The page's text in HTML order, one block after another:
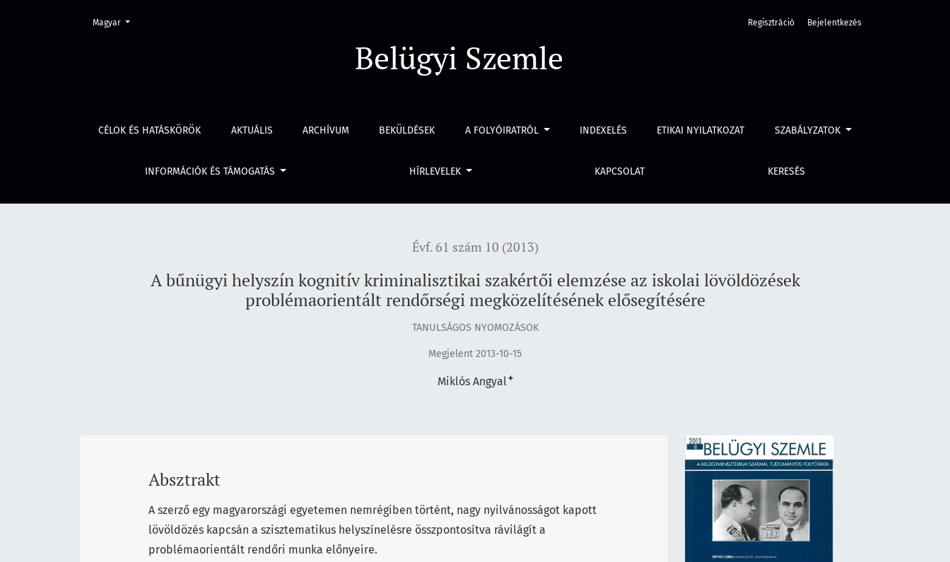
A bűnügyi helyszín kognitív kriminalisztikai szakértői elemzése az iskolai lövöldözések problémaorientált rendőrségi megközelítésének elősegítésére
Belügyi Szemle
CÉLOK ÉS HATÁSKÖRÖK AKTUÁLIS ARCHÍVUM BEKÜLDÉSEK A FOLYÓIRATRÓL INDEXELÉS ETIKAI NYILATKOZAT SZABÁLYZATOK
INFORMÁCIÓK ÉS TÁMOGATÁS HÍRLEVELEK KAPCSOLAT KERESÉS
Regisztráció Bejelentkezés
Change the language. The current language is:
Magyar
Évf. 61 szám 10 (2013)
A bűnügyi helyszín kognitív kriminalisztikai szakértői elemzése az iskolai lövöldözések
problémaorientált rendőrségi megközelítésének elősegítésére
TANULSÁGOS NYOMOZÁSOK
Megjelent 2013-10-15
Miklós Angyal+
Absztrakt
A szerző egy magyarországi egyetemen nemrégiben történt, nagy nyilvánosságot kapott
lövöldözés kapcsán a szisztematikus helyszínelésre összpontosítva rávilágít a
problémaorientált rendőri munka előnyeire.